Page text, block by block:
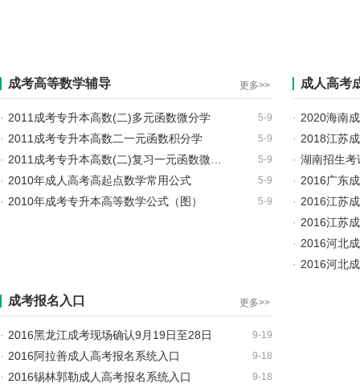
成考高等数学辅导 更多>>
5-9
· 2011成考专升本高数(二)多元函数微分学
5-9
· 2011成考专升本高数二一元函数积分学
5-9
· 2011成考专升本高数(二)复习一元函数微…
5-9
· 2010年成人高考高起点数学常用公式
5-9
· 2010年成考专升本高等数学公式（图）
成人高考
· 2020海南
· 2018江苏
· 湖南招生
· 2016广东
· 2016江苏
· 2016江苏
· 2016河北
· 2016河北
成考报名入口 更多>>
9-19
· 2016黑龙江成考现场确认9月19日至28日
9-18
· 2016阿拉善成人高考报名系统入口
9-18
· 2016锡林郭勒成人高考报名系统入口